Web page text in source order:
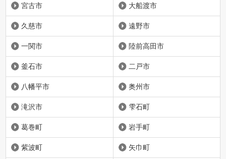
宮古市 大船渡市
久慈市 遠野市
一関市 陸前高田市
釜石市 二戸市
八幡平市 奥州市
滝沢市 雫石町
葛巻町 岩手町
紫波町 矢巾町